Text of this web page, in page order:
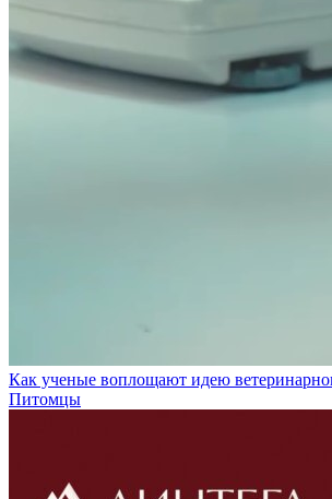
Как ученые воплощают идею
Питомцы